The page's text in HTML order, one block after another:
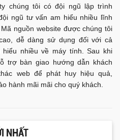
chúng tôi có đội ngũ lập trình
ngũ tư vấn am hiểu nhiều lĩnh
nguồn website được chúng tôi
dễ dàng sử dụng đối với cả
nhiều về máy tính. Sau khi
trợ bàn giao hướng dẫn khách
web để phát huy hiệu quả,
hành mãi mãi cho quý khách.
NHẤT